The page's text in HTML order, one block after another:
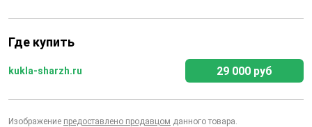
Где купить
kukla-sharzh.ru 29 000 руб
Изображение предоставлено продавцом данного товара.